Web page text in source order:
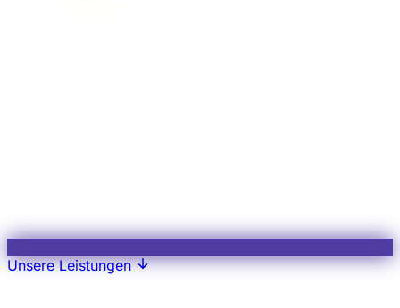
Unsere Leistungen